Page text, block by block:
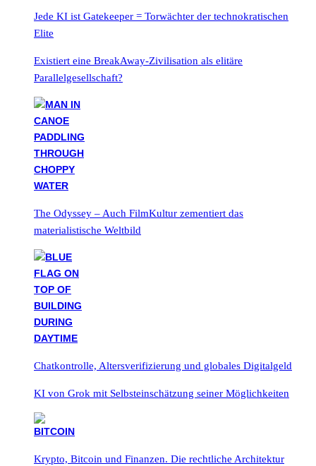
Jede KI ist Gatekeeper = Torwächter der technokratischen
Elite
Existiert eine BreakAway-Zivilisation als elitäre
Parallelgesellschaft?
The Odyssey – Auch FilmKultur zementiert das
materialistische Weltbild
Chatkontrolle, Altersverifizierung und globales Digitalgeld
KI von Grok mit Selbsteinschätzung seiner Möglichkeiten
Krypto, Bitcoin und Finanzen. Die rechtliche Architektur